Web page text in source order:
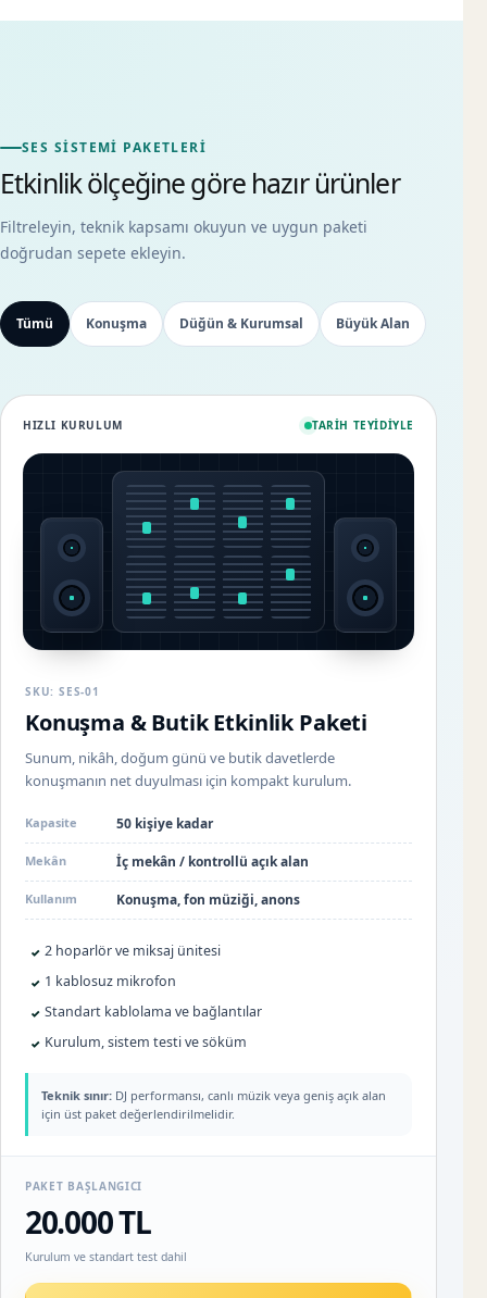
SES SISTEMI PAKETLERI
Etkinlik ölçeğine göre hazır ürünler
Filtreleyin, teknik kapsamı okuyun ve uygun paketi
doğrudan sepete ekleyin.
Tümü Konuşma Düğün & Kurumsal Büyük Alan
HIZLI KURULUM TARIH TEYIDIYLE
SKU: SES-01
Konuşma & Butik Etkinlik Paketi
Sunum, nikâh, doğum günü ve butik davetlerde
konuşmanın net duyulması için kompakt kurulum.
Kapasite 50 kişiye kadar
Mekân İç mekân / kontrollü açık alan
Kullanım Konuşma, fon müziği, anons
✓ 2 hoparlör ve miksaj ünitesi
✓ 1 kablosuz mikrofon
✓ Standart kablolama ve bağlantılar
✓ Kurulum, sistem testi ve söküm
Teknik sınır: DJ performansı, canlı müzik veya geniş açık alan
için üst paket değerlendirilmelidir.
PAKET BAŞLANGICI
20.000 TL
Kurulum ve standart test dahil